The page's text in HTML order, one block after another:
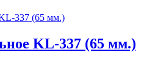
KL-337 (65 мм.)